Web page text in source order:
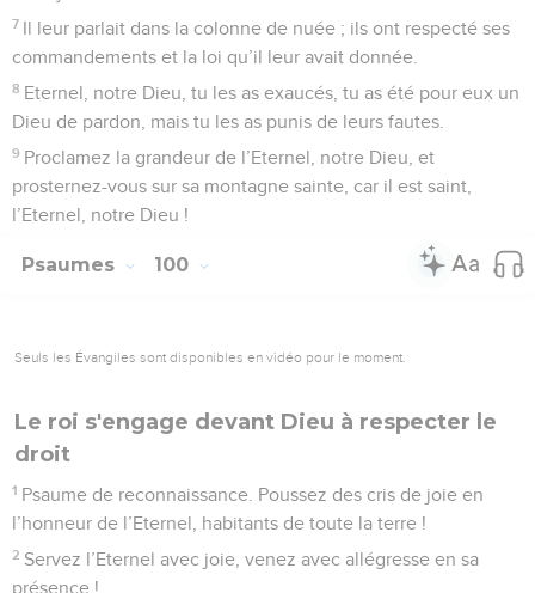
7 Il leur parlait dans la colonne de nuée ; ils ont respecté ses
commandements et la loi qu’il leur avait donnée.
8 Eternel, notre Dieu, tu les as exaucés, tu as été pour eux un
Dieu de pardon, mais tu les as punis de leurs fautes.
9 Proclamez la grandeur de l’Eternel, notre Dieu, et
prosternez-vous sur sa montagne sainte, car il est saint,
l’Eternel, notre Dieu !
Psaumes 100
Seuls les Évangiles sont disponibles en vidéo pour le moment.
Le roi s'engage devant Dieu à respecter le
droit
1 Psaume de reconnaissance. Poussez des cris de joie en
l’honneur de l’Eternel, habitants de toute la terre !
2 Servez l’Eternel avec joie, venez avec allégresse en sa
présence !